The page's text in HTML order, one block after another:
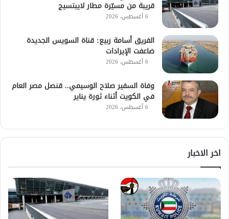
قريبة من مسيّرة مطار لايبتسيج
6 أغسطس، 2026
الفريق أسامة ربيع: قناة السويس الجديدة
ضاعفت الإيرادات
6 أغسطس، 2026
وفاة السفير صلاح الوسيمي.. قنصل مصر العام
في الكويت أثناء ثورة يناير
6 أغسطس، 2026
اخر الاخبار